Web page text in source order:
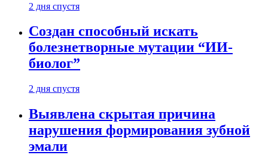
2 дня спустя
Создан способный искать
болезнетворные мутации “ИИ-
биолог”
2 дня спустя
Выявлена скрытая причина
нарушения формирования зубной
эмали